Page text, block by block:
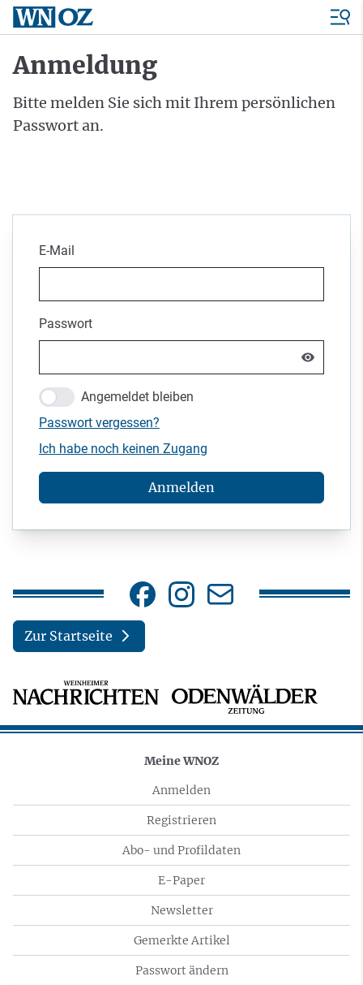
Anmeldung
Bitte melden Sie sich mit Ihrem persönlichen
Passwort an.
E-Mail
Passwort
Angemeldet bleiben
Passwort vergessen?
Ich habe noch keinen Zugang
Anmelden
Zur Startseite
Meine WNOZ
Anmelden
Registrieren
Abo- und Profildaten
E-Paper
Newsletter
Gemerkte Artikel
Passwort ändern